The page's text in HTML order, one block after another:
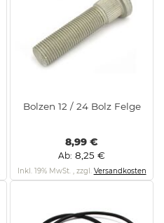
Bolzen 12 / 24 Bolz Felge
8,99 €
Ab 8,25 €
Inkl. 19% MwSt. , zzgl. Versandkosten